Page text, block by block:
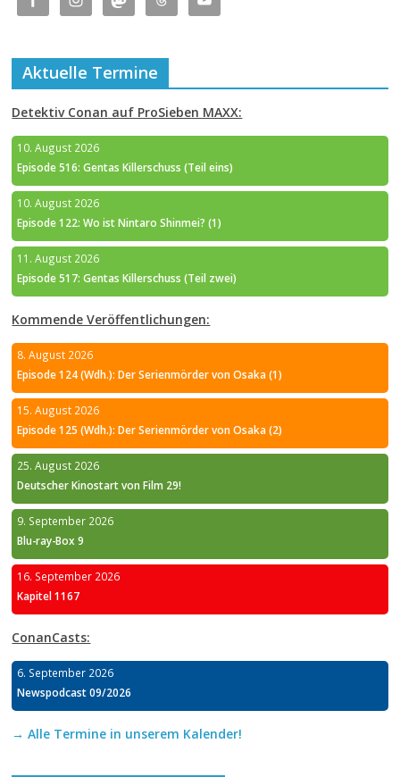
Aktuelle Termine
Detektiv Conan auf ProSieben MAXX:
10. August 2026
Episode 516: Gentas Killerschuss (Teil eins)
10. August 2026
Episode 122: Wo ist Nintaro Shinmei? (1)
11. August 2026
Episode 517: Gentas Killerschuss (Teil zwei)
Kommende Veröffentlichungen:
8. August 2026
Episode 124 (Wdh.): Der Serienmörder von Osaka (1)
15. August 2026
Episode 125 (Wdh.): Der Serienmörder von Osaka (2)
25. August 2026
Deutscher Kinostart von Film 29!
9. September 2026
Blu-ray-Box 9
16. September 2026
Kapitel 1167
ConanCasts:
6. September 2026
Newspodcast 09/2026
→ Alle Termine in unserem Kalender!